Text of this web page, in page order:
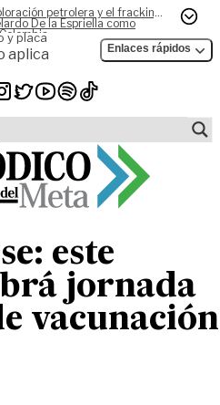
petrolera y el fracking,
De la Espriella como
y placa
aplica Enlaces rápidos
este
jornada
vacunación